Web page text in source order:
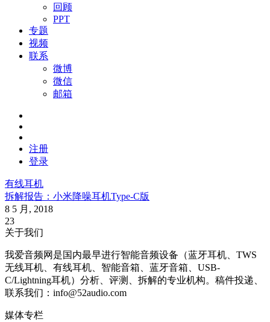
回顾
PPT
专题
视频
联系
微博
微信
邮箱
注册
登录
有线耳机
拆解报告：小米降噪耳机Type-C版
8 5 月, 2018
23
关于我们
我爱音频网是国内最早进行智能音频设备（蓝牙耳机、TWS
无线耳机、有线耳机、智能音箱、蓝牙音箱、USB-
C/Lightning耳机）分析、评测、拆解的专业机构。稿件投递、
联系我们：info@52audio.com
媒体专栏